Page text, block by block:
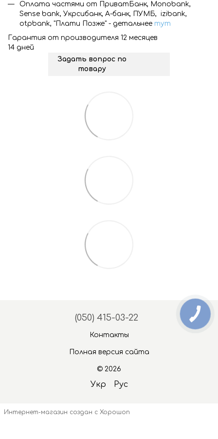
Оплата частями от ПриватБанк, Monobank,
Sense bank, Укрсибанк, А-банк, ПУМБ, izibank,
otpbank, "Плати Позже" - детальнее тут
Гарантия от производителя 12 месяцев
14 дней
Задать вопрос по
товару
(050) 415-03-22
Контакты
Полная версия сайта
© 2026
Укр Рус
Интернет-магазин создан с Хорошоп